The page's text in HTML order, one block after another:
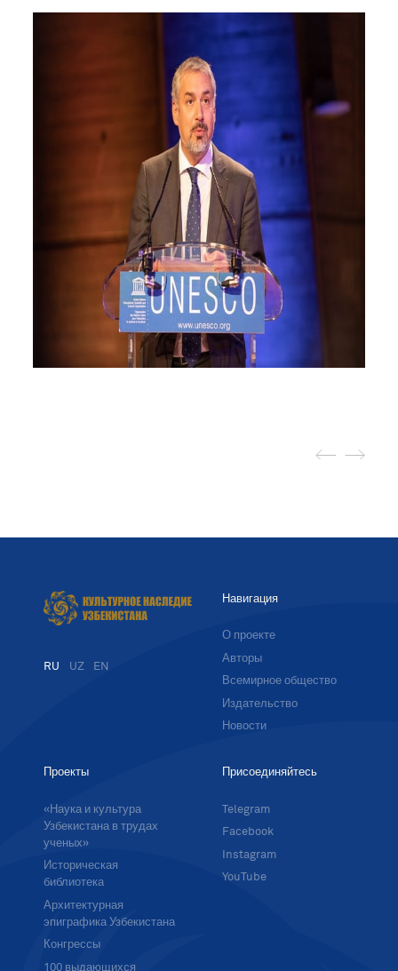
RU UZ EN
Навигация
О проекте
Авторы
Всемирное общество
Издательство
Новости
Проекты
«Наука и культура
Узбекистана в трудах
ученых»
Историческая
библиотека
Архитектурная
эпиграфика Узбекистана
Конгрессы
100 выдающихся
Присоединяйтесь
Telegram
Facebook
Instagram
YouTube